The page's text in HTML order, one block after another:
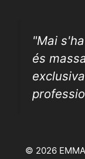
"Mai
és
© 2026 EMMA